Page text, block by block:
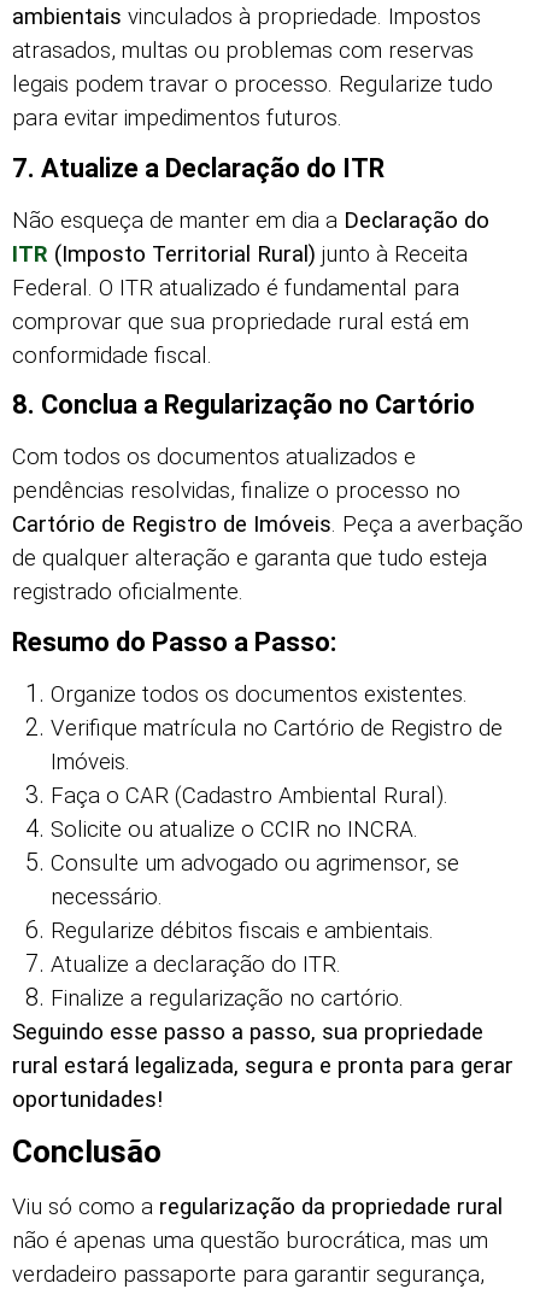
ambientais vinculados à propriedade. Impostos
atrasados, multas ou problemas com reservas
legais podem travar o processo. Regularize tudo
para evitar impedimentos futuros.
7. Atualize a Declaração do ITR
Não esqueça de manter em dia a Declaração do
ITR (Imposto Territorial Rural) junto à Receita
Federal. O ITR atualizado é fundamental para
comprovar que sua propriedade rural está em
conformidade fiscal.
8. Conclua a Regularização no Cartório
Com todos os documentos atualizados e
pendências resolvidas, finalize o processo no
Cartório de Registro de Imóveis. Peça a averbação
de qualquer alteração e garanta que tudo esteja
registrado oficialmente.
Resumo do Passo a Passo:
Organize todos os documentos existentes.
Verifique matrícula no Cartório de Registro de
Imóveis.
Faça o CAR (Cadastro Ambiental Rural).
Solicite ou atualize o CCIR no INCRA.
Consulte um advogado ou agrimensor, se
necessário.
Regularize débitos fiscais e ambientais.
Atualize a declaração do ITR.
Finalize a regularização no cartório.
Seguindo esse passo a passo, sua propriedade
rural estará legalizada, segura e pronta para gerar
oportunidades!
Conclusão
Viu só como a regularização da propriedade rural
não é apenas uma questão burocrática, mas um
verdadeiro passaporte para garantir segurança,